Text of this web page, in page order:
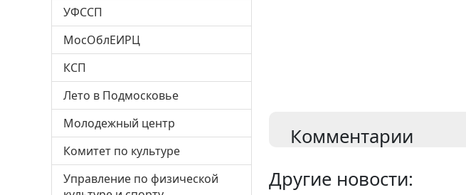
УФССП
МосОблЕИРЦ
КСП
Лето в Подмосковье
Молодежный центр
Комитет по культуре
Управление по физической
Комментарии
Другие новости: